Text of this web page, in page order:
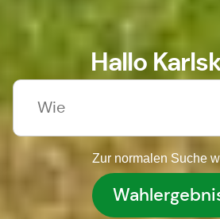
Hallo
Zur normalen Suche